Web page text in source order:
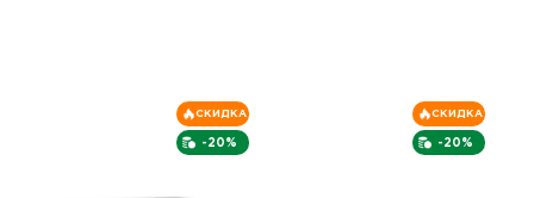
-20%
СКИДКА
-20%
СКИДКА